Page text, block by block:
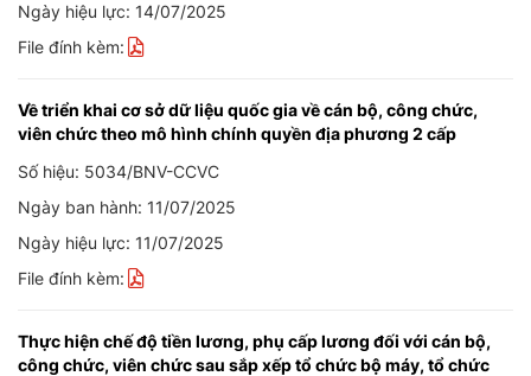
Ngày hiệu lực: 14/07/2025
File đính kèm:
Về triển khai cơ sở dữ liệu quốc gia về cán bộ, công chức,
viên chức theo mô hình chính quyền địa phương 2 cấp
Số hiệu: 5034/BNV-CCVC
Ngày ban hành: 11/07/2025
Ngày hiệu lực: 11/07/2025
File đính kèm:
Thực hiện chế độ tiền lương, phụ cấp lương đối với cán bộ,
công chức, viên chức sau sắp xếp tổ chức bộ máy, tổ chức